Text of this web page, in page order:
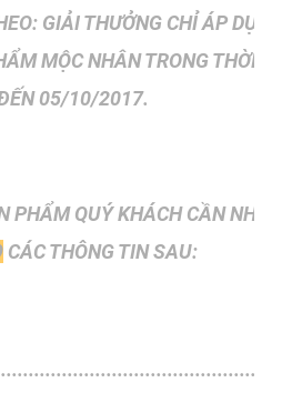
GIẢI THƯỞNG CHỈ ÁP DỤNG
MỘC NHÂN TRONG THỜI
05/10/2017.
PHẨM QUÝ KHÁCH CẦN NHẮN
CÁC THÔNG TIN SAU: